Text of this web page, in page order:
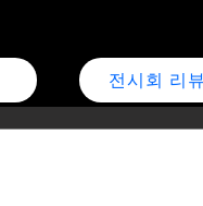
전시회 리뷰